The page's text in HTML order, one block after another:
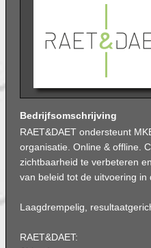
Bedrijfsomschrijving
RAET&DAET ondersteunt
organisatie. Online & offline.
zichtbaarheid te verbeteren
van beleid tot de uitvoering in
Laagdrempelig,
RAET&DAET: